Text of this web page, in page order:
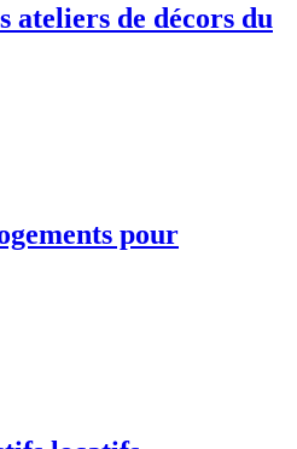
ateliers de décors du
pour